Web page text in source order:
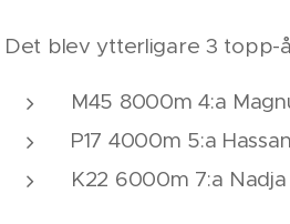
Det blev ytterligare 3 topp-
M45 8000m 4:a
P17 4000m 5:a
K22 6000m 7:a